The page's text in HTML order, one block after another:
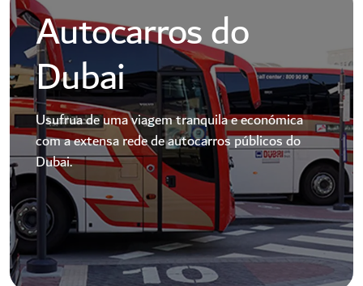
Autocarros do
Dubai
Usufrua de uma viagem tranquila e económica
com a extensa rede de autocarros públicos do
Dubai.